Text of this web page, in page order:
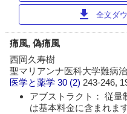
download 全文ダ
痛風, 偽痛風
西岡久寿樹
聖マリアンナ医科大学難病
医学と薬学 30 (2) 243-246,
アブストラクト： 従量
は基本料金に含まれます